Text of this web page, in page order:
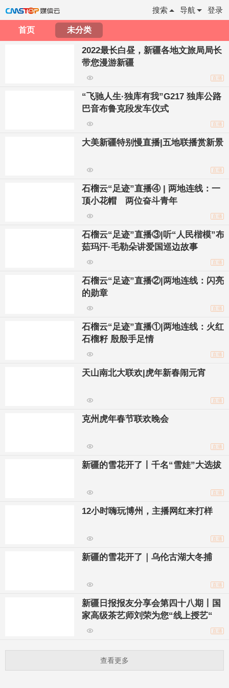
登录
导航
搜索
首页 未分类
2022最长白昼，新疆各地文旅局局长
带您漫游新疆
直播
“飞驰人生·独库有我”G217 独库公路
巴音布鲁克段发车仪式
直播
大美新疆特别慢直播|五地联播赏新景
直播
石榴云“足迹”直播④ | 两地连线：一
顶小花帽 两位奋斗青年
直播
石榴云“足迹”直播③|听“人民楷模”布
茹玛汗·毛勒朵讲爱国巡边故事
直播
石榴云“足迹”直播②|两地连线：闪亮
的勋章
直播
石榴云“足迹”直播①|两地连线：火红
石榴籽 殷殷手足情
直播
天山南北大联欢|虎年新春闹元宵
直播
克州虎年春节联欢晚会
直播
新疆的雪花开了丨千名“雪娃”大选拔
直播
12小时嗨玩博州，主播网红来打样
直播
新疆的雪花开了｜乌伦古湖大冬捕
直播
新疆日报报友分享会第四十八期丨国
家高级茶艺师刘荣为您“线上授艺“
直播
查看更多